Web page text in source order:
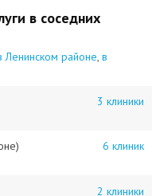
в соседних
Ленинском районе,в
3 клиники
6 клиник
2 клиники